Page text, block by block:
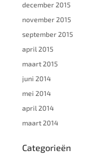
december 2015
november 2015
september 2015
april 2015
maart 2015
juni 2014
mei 2014
april 2014
maart 2014
Categorieën